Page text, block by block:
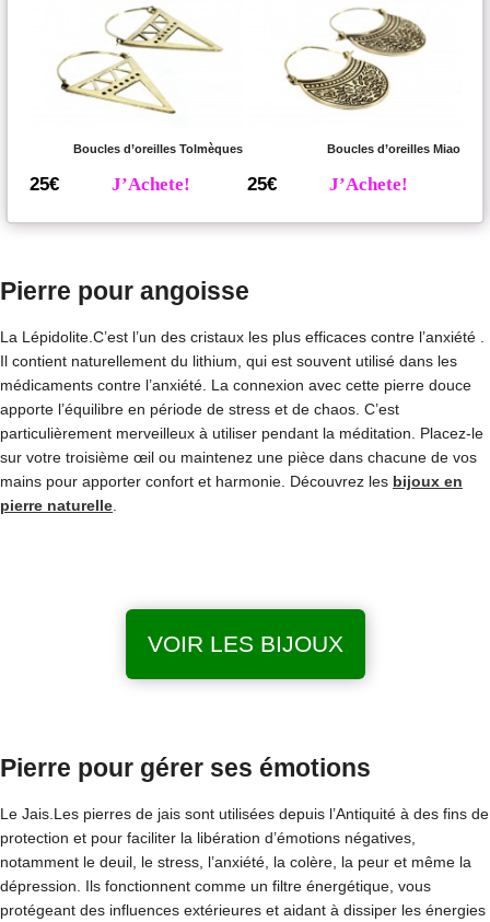
Boucles d’oreilles Tolmèques
25€ J’Achete!
Boucles d’oreilles Miao
25€ J’Achete!
Pierre pour angoisse
La Lépidolite.C’est l’un des cristaux les plus efficaces contre l’anxiété .
Il contient naturellement du lithium, qui est souvent utilisé dans les
médicaments contre l’anxiété. La connexion avec cette pierre douce
apporte l’équilibre en période de stress et de chaos. C’est
particulièrement merveilleux à utiliser pendant la méditation. Placez-le
sur votre troisième œil ou maintenez une pièce dans chacune de vos
mains pour apporter confort et harmonie. Découvrez les bijoux en
pierre naturelle
VOIR LES BIJOUX
Pierre pour gérer ses émotions
Le Jais.Les pierres de jais sont utilisées depuis l’Antiquité à des fins de
protection et pour faciliter la libération d’émotions négatives,
notamment le deuil, le stress, l’anxiété, la colère, la peur et même la
dépression. Ils fonctionnent comme un filtre énergétique, vous
protégeant des influences extérieures et aidant à dissiper les énergies